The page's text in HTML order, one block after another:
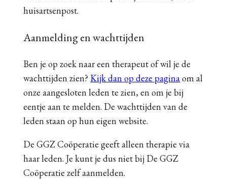
huisartsenpost.
Aanmelding en wachttijden
Ben je op zoek naar een therapeut of wil je de
wachttijden zien? Kijk dan op deze paginaom al
onze aangesloten leden te zien, en om je bij
eentje aan te melden. De wachttijden van de
leden staan op hun eigen website.
De GGZ Coöperatie geeft alleen therapie via
haar leden. Je kunt je dus niet bij De GGZ
Coöperatie zelf aanmelden.